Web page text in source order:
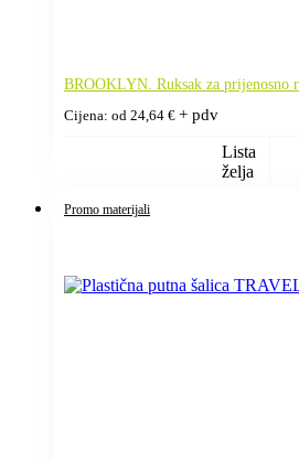
BROOKLYN. Ruksak za prijenosno
Cijena: od 24,64 € + pdv
Lista
želja
Promo materijali